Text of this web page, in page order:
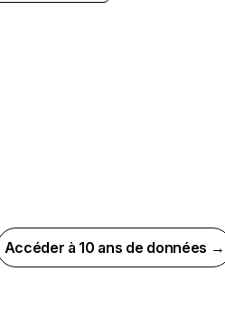
Accéder à 10 ans de données →